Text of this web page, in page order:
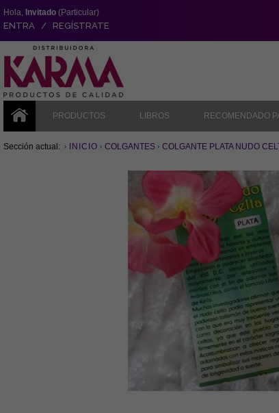
Hola, Invitado (Particular)
ENTRA / REGÍSTRATE
PRODUCTOS LIBROS RECOMENDADO
Sección actual: INICIO COLGANTES COLGANTE PLATA NUDO